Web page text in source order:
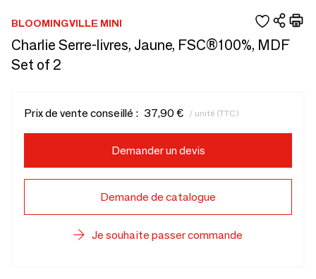
BLOOMINGVILLE MINI
Charlie Serre-livres, Jaune, FSC®100%, MDF
Set of 2
Prix de vente conseillé : 37,90 € / unité (TTC)
Demander un devis
Demande de catalogue
Je souhaite passer commande